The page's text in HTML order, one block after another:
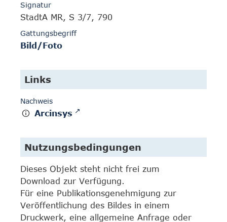
Signatur
StadtA MR, S 3/7, 790
Gattungsbegriff
Bild/Foto
Links
Nachweis
Arcinsys
Nutzungsbedingungen
Dieses Objekt steht nicht frei zum
Download zur Verfügung.
Für eine Publikationsgenehmigung zur
Veröffentlichung des Bildes in einem
Druckwerk, eine allgemeine Anfrage oder